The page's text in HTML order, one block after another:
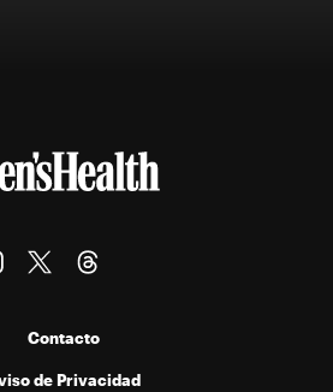
Contacto
de Privacidad